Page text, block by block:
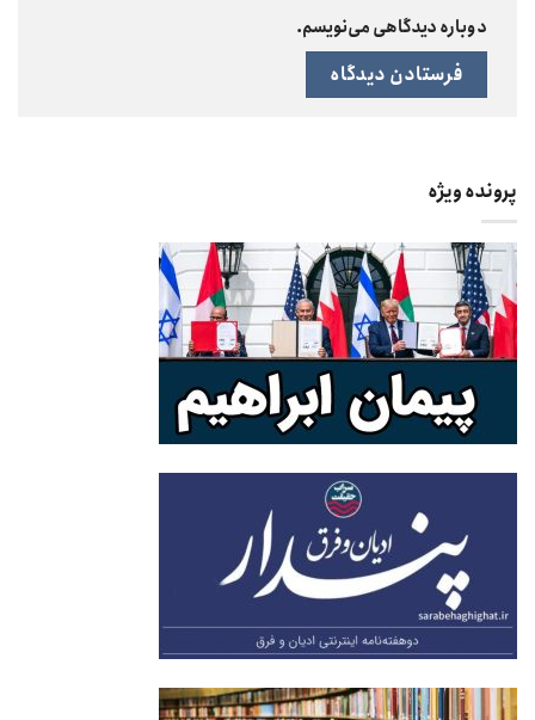
دوباره دیدگاهی می‌نویسم.
پرونده ویژه